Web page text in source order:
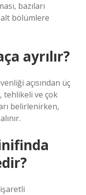
bazıları
bölümlere
ayrılır?
açısından üç
tehlikeli ve çok
belirlenirken,
işaretli